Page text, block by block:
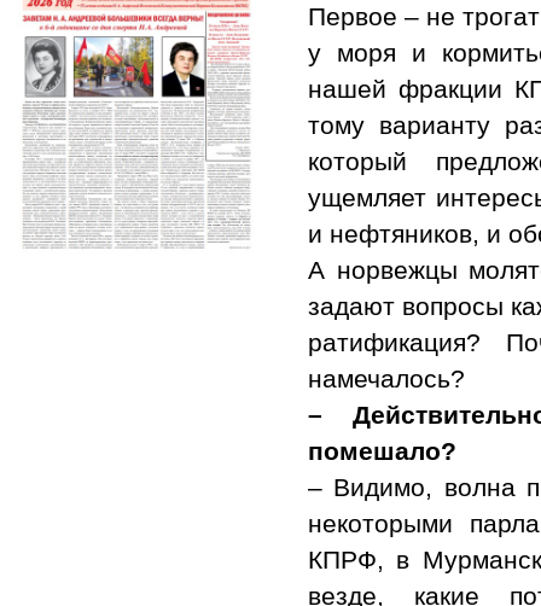
Первое – не
у моря и
нашей фракции
тому варианту
который
ущемляет
и нефтяников, и
А норвежцы
задают вопросы
ратификация?
намечалось?
–
помешало?
– Видимо, волна
некоторыми
КПРФ, в
везде, какие